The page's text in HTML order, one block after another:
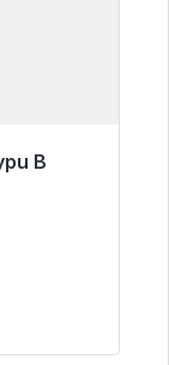
B
czas